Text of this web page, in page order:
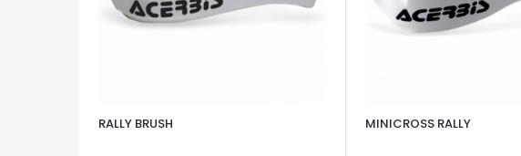
RALLY BRUSH MINICROSS RALLY